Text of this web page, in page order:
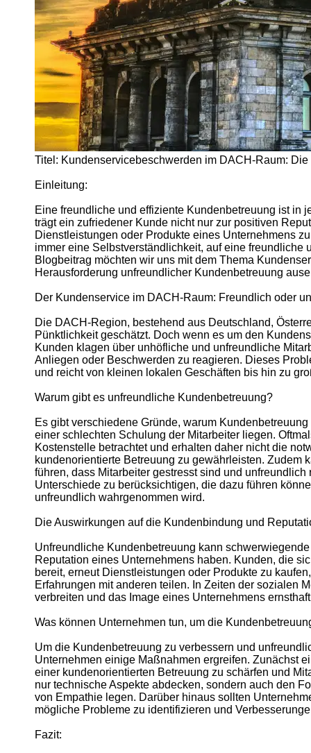
DACH
Lebensmittelbeschwerden
Energieanbieterbeschwerden
Facebook
Twitter
Telegram
Help &
Support
Us
Write
for Us
Titel: Kundenservicebeschwerden im DACH-Raum:
Einleitung:
Eine freundliche und effiziente Kundenbetreuung ist in
trägt ein zufriedener Kunde nicht nur zur positiven
Dienstleistungen oder Produkte eines Unternehmens
immer eine Selbstverständlichkeit, auf eine freundliche
Blogbeitrag möchten wir uns mit dem Thema
Herausforderung unfreundlicher Kundenbetreuung
Der Kundenservice im DACH-Raum: Freundlich oder
Die DACH-Region, bestehend aus Deutschland,
Pünktlichkeit geschätzt. Doch wenn es um den
Kunden klagen über unhöfliche und unfreundliche
Anliegen oder Beschwerden zu reagieren. Dieses
und reicht von kleinen lokalen Geschäften bis hin zu
Warum gibt es unfreundliche Kundenbetreuung?
Es gibt verschiedene Gründe, warum
einer schlechten Schulung der Mitarbeiter liegen.
Kostenstelle betrachtet und erhalten daher nicht die
kundenorientierte Betreuung zu gewährleisten. Zudem
führen, dass Mitarbeiter gestresst sind und
Unterschiede zu berücksichtigen, die dazu führen
unfreundlich wahrgenommen wird.
Die Auswirkungen auf die Kundenbindung und
Unfreundliche Kundenbetreuung kann
Reputation eines Unternehmens haben. Kunden, die
bereit, erneut Dienstleistungen oder Produkte zu
Erfahrungen mit anderen teilen. In Zeiten der sozialen
verbreiten und das Image eines Unternehmens
Was können Unternehmen tun, um die
Um die Kundenbetreuung zu verbessern und
Unternehmen einige Maßnahmen ergreifen. Zunächst
einer kundenorientierten Betreuung zu schärfen und
nur technische Aspekte abdecken, sondern auch den
von Empathie legen. Darüber hinaus sollten
mögliche Probleme zu identifizieren und
Fazit: